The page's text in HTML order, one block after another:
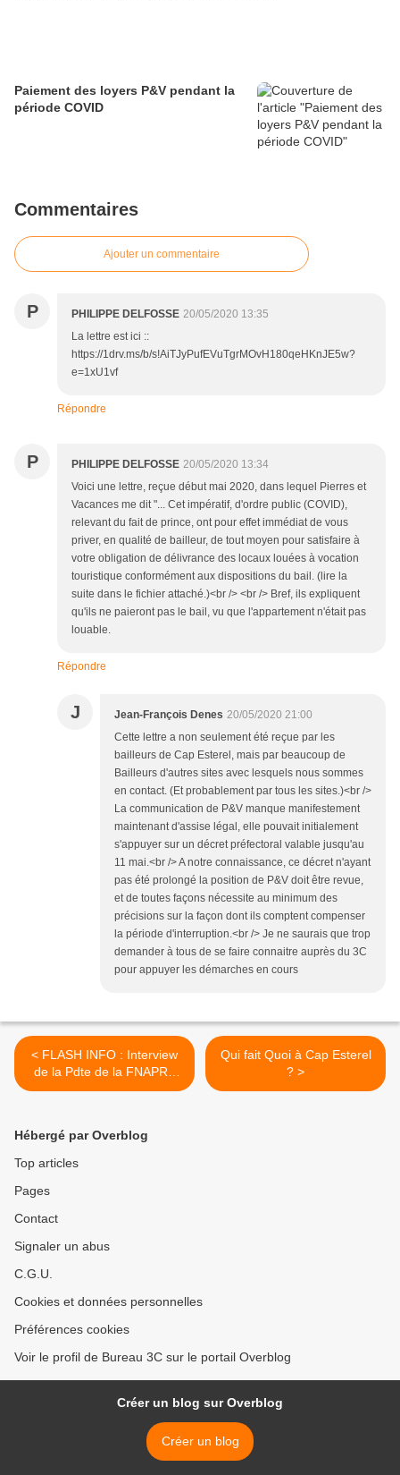
Paiement des loyers P&V pendant la
période COVID
Commentaires
Ajouter un commentaire
P PHILIPPE DELFOSSE 20/05/2020 13:35
La lettre est ici ::
https://1drv.ms/b/s!AiTJyPufEVuTgrMOvH180qeHKnJE5w?
e=1xU1vf
Répondre
P PHILIPPE DELFOSSE 20/05/2020 13:34
Voici une lettre, reçue début mai 2020, dans lequel Pierres et
Vacances me dit "... Cet impératif, d'ordre public (COVID),
relevant du fait de prince, ont pour effet immédiat de vous
priver, en qualité de bailleur, de tout moyen pour satisfaire à
votre obligation de délivrance des locaux louées à vocation
touristique conformément aux dispositions du bail. (lire la
suite dans le fichier attaché.)<br /> <br /> Bref, ils expliquent
qu'ils ne paieront pas le bail, vu que l'appartement n'était pas
louable.
Répondre
J Jean-François Denes 20/05/2020 21:00
Cette lettre a non seulement été reçue par les
bailleurs de Cap Esterel, mais par beaucoup de
Bailleurs d'autres sites avec lesquels nous sommes
en contact. (Et probablement par tous les sites.)<br />
La communication de P&V manque manifestement
maintenant d'assise légal, elle pouvait initialement
s'appuyer sur un décret préfectoral valable jusqu'au
11 mai.<br /> A notre connaissance, ce décret n'ayant
pas été prolongé la position de P&V doit être revue,
et de toutes façons nécessite au minimum des
précisions sur la façon dont ils comptent compenser
la période d'interruption.<br /> Je ne saurais que trop
demander à tous de se faire connaitre auprès du 3C
pour appuyer les démarches en cours
< FLASH INFO : Interview
de la Pdte de la FNAPRT
dans le FIGARO Immobilier
Qui fait Quoi à Cap Esterel
? >
Hébergé par Overblog
Top articles
Pages
Contact
Signaler un abus
C.G.U.
Cookies et données personnelles
Préférences cookies
Voir le profil de Bureau 3C sur le portail Overblog
Créer un blog sur Overblog
Créer un blog